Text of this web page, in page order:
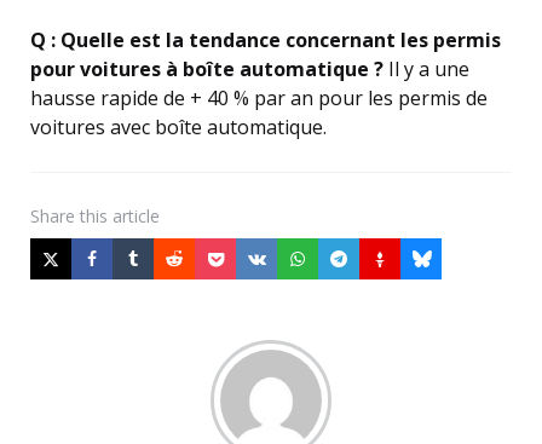
Q : Quelle est la tendance concernant les permis
pour voitures à boîte automatique ? Il y a une
hausse rapide de + 40 % par an pour les permis de
voitures avec boîte automatique.
Share this article